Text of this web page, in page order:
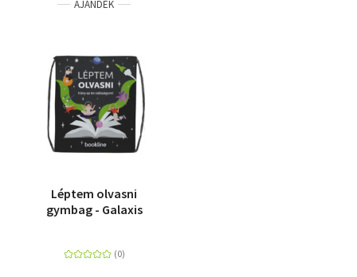
AJÁNDÉK
Léptem olvasni
gymbag - Galaxis